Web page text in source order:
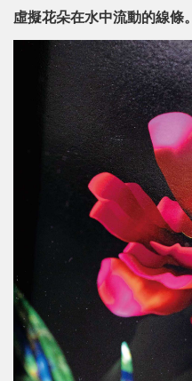
虛擬花朵在水中流動的線條。